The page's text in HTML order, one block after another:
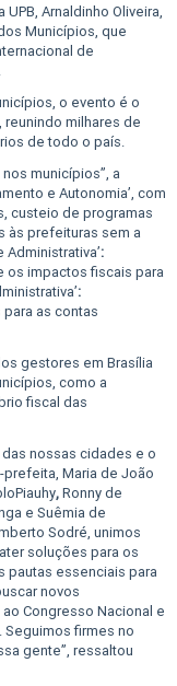
Arnaldinho Oliveira,
Municípios, que
de
o evento é o
reunindo milhares de
de todo o país.
municípios”, a
e Autonomia’, com
custeio de programas
às prefeituras sem a
:
os impactos fiscais para
:
as contas
gestores em Brasília
como a
fiscal das
nossas cidades e o
Maria de João
,Ronny de
e Suêmia de
Sodré, unimos
soluções para os
pautas essenciais para
novos
Congresso Nacional e
firmes no
gente”, ressaltou